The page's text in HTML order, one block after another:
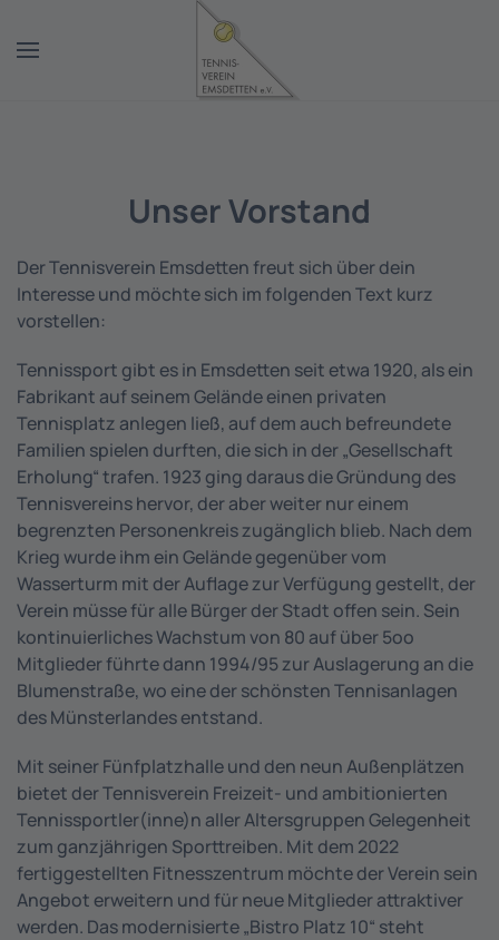
Zum Hauptinhalt springen
Unser Vorstand
Der Tennisverein Emsdetten freut sich über dein
Interesse und möchte sich im folgenden Text kurz
vorstellen:
Tennissport gibt es in Emsdetten seit etwa 1920, als ein
Fabrikant auf seinem Gelände einen privaten
Tennisplatz anlegen ließ, auf dem auch befreundete
Familien spielen durften, die sich in der „Gesellschaft
Erholung“ trafen. 1923 ging daraus die Gründung des
Tennisvereins hervor, der aber weiter nur einem
begrenzten Personenkreis zugänglich blieb. Nach dem
Krieg wurde ihm ein Gelände gegenüber vom
Wasserturm mit der Auflage zur Verfügung gestellt, der
Verein müsse für alle Bürger der Stadt offen sein. Sein
kontinuierliches Wachstum von 80 auf über 5oo
Mitglieder führte dann 1994/95 zur Auslagerung an die
Blumenstraße, wo eine der schönsten Tennisanlagen
des Münsterlandes entstand.
Mit seiner Fünfplatzhalle und den neun Außenplätzen
bietet der Tennisverein Freizeit- und ambitionierten
Tennissportler(inne)n aller Altersgruppen Gelegenheit
zum ganzjährigen Sporttreiben. Mit dem 2022
fertiggestellten Fitnesszentrum möchte der Verein sein
Angebot erweitern und für neue Mitglieder attraktiver
werden. Das modernisierte „Bistro Platz 10“ steht